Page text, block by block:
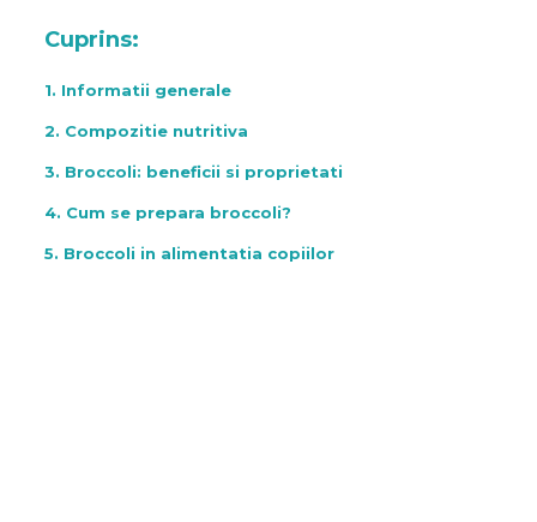
Cuprins:
1. Informatii generale
2. Compozitie nutritiva
3. Broccoli: beneficii si proprietati
4. Cum se prepara broccoli?
5. Broccoli in alimentatia copiilor